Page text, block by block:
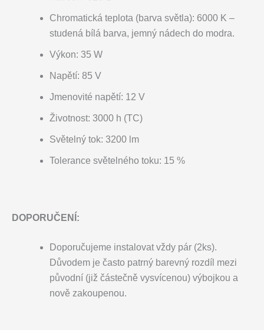
Chromatická teplota (barva světla): 6000 K –
studená bílá barva, jemný nádech do modra.
Výkon: 35 W
Napětí: 85 V
Jmenovité napětí: 12 V
Životnost: 3000 h (TC)
Světelný tok: 3200 lm
Tolerance světelného toku: 15 %
DOPORUČENÍ:
Doporučujeme instalovat vždy pár (2ks).
Důvodem je často patrný barevný rozdíl mezi
původní (již částečně vysvícenou) výbojkou a
nově zakoupenou.